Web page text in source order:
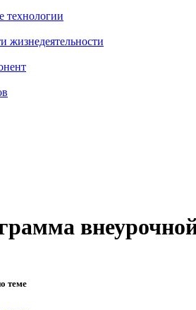
технологии
жизнедеятельности
теме